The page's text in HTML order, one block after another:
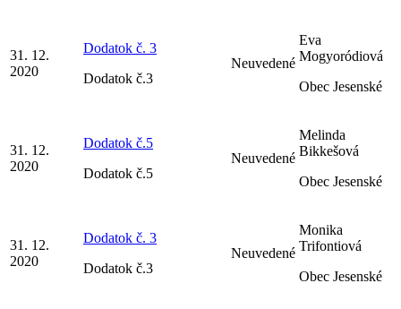
31. 12.
2020
Dodatok č. 3
Dodatok č.3
Neuvedené
Eva
Mogyoródiová
Obec Jesenské
31. 12.
2020
Dodatok č.5
Dodatok č.5
Neuvedené
Melinda
Bikkešová
Obec Jesenské
31. 12.
2020
Dodatok č. 3
Dodatok č.3
Neuvedené
Monika
Trifontiová
Obec Jesenské